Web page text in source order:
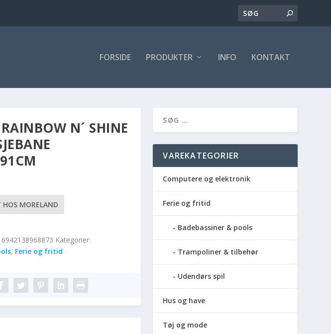
FORSIDE PRODUKTER INFO KONTAKT
N´ SHINE
MORELAND
6942138968873 Kategorier:
, Ferie og fritid
VAREKATEGORIER
Computere og elektronik
Ferie og fritid
Badebassiner & pools
Trampoliner & tilbehør
Udendørs spil
Hus og have
Tøj og mode